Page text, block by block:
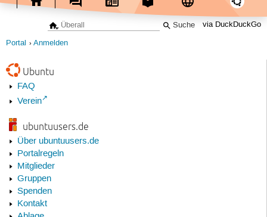
via DuckDuckGo
Portal Anmelden
Ubuntu
FAQ
Verein
ubuntuusers.de
Über ubuntuusers.de
Portalregeln
Mitglieder
Gruppen
Spenden
Kontakt